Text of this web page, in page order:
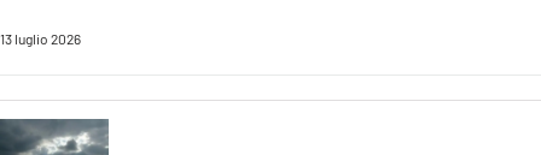
LACTV.IT
LACITYMAG.IT
13 luglio 2026